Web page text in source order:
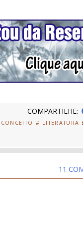
COMPARTILHE:
# LITERATURA
11